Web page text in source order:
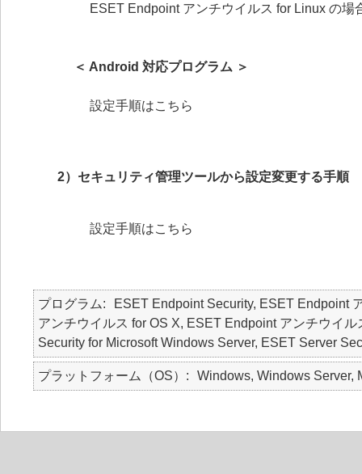
ESET Endpoint アンチウイルス for Linux の場
＜ Android 対応プログラム ＞
設定手順はこちら
2）セキュリティ管理ツールから設定変更する手順
設定手順はこちら
プログラム
ESET Endpoint Security, ESET Endpoint
アンチウイルス for OS X, ESET Endpoint アンチウイ
Security for Microsoft Windows Server, ESET Server
プラットフォーム（OS） Windows, Windows Server,